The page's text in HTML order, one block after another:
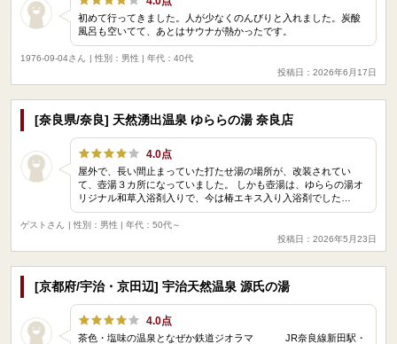
初めて行ってきました。人が少なくのんびりと入れました。炭酸
風呂も空いてて、あとはサウナが熱かったです。
1976-09-04さん
| 性別：男性 | 年代：40代
投稿日：2026年6月17日
[奈良県/奈良] 天然湧出温泉 ゆららの湯 奈良店
4.0点
屋外で、長い間止まっていた打たせ湯の場所が、改装されてい
て、壺湯３カ所になっていました。 しかも壺湯は、ゆららの湯オ
リジナル和草入浴剤入りで、今は椿エキス入り入浴剤でした…
ゲストさん
| 性別：男性 | 年代：50代～
投稿日：2026年5月23日
[京都府/宇治・京田辺] 宇治天然温泉 源氏の湯
4.0点
茶色・塩味の温泉となぜか鉄道ジオラマ JR奈良線新田駅・